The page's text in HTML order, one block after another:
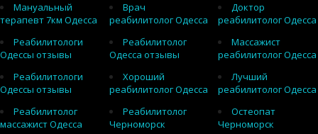
Мануальный
терапевт 7км Одесса
Врач
реабилитолог Одесса
Доктор
реабилитолог Одесса
Реабилитологи
Одессы отзывы
Реабилитолог
Одесса отзывы
Массажист
реабилитолог Одесса
Реабилитологи
Одессы отзывы
Хороший
реабилитолог Одесса
Лучший
реабилитолог Одесса
Реабилитолог
массажист Одесса
Реабилитолог
Черноморск
Остеопат
Черноморск